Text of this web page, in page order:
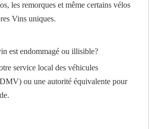
les remorques et même certains vélos
Vins uniques.
est endommagé ou illisible?
service local des véhicules
ou une autorité équivalente pour